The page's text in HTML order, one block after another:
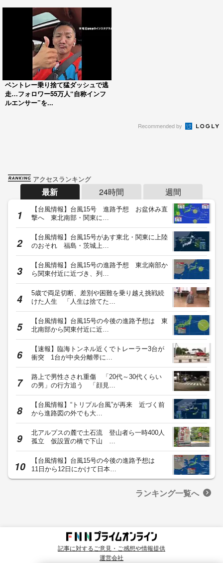
ベントレー乗り捨て猛ダッシュで逃
走…フォロワー55万人“自称インフ
ルエンサー”を...
Recommended by
アクセスランキング
最新 24時間 週間
【台風情報】台風15号 進路予想 お盆休み直
撃へ 東北南部・関東に…
【台風情報】台風15号があす東北・関東に上陸
のおそれ 福島・茨城上…
【台風情報】台風15号の進路予想 東北南部か
ら関東付近に近づき、列…
5歳で両足切断、差別や困難を乗り越え挑戦続
けた人生 「人生は捨てた…
【台風情報】台風15号の今後の進路予想は 東
北南部から関東付近に近…
【速報】臨海トンネル近くでトレーラー3台が
衝突 1台が中央分離帯に…
路上で男性さされ重傷 「20代～30代くらい
の男」の行方追う 「顔見…
【台風情報】“トリプル台風”が再来 近づく前
から進路図の外でも大…
北アルプスの麓で土石流 登山者ら一時400人
孤立 仮設置の橋で下山 …
【台風情報】台風15号の今後の進路予想は
11日から12日にかけて日本…
ランキング一覧へ
記事に対するご意見・ご感想や情報提供
運営会社